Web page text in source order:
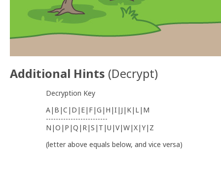
Additional Hints (Decrypt)
Decryption Key
A|B|C|D|E|F|G|H|I|J|K|L|M
-------------------------
N|O|P|Q|R|S|T|U|V|W|X|Y|Z
(letter above equals below, and vice versa)